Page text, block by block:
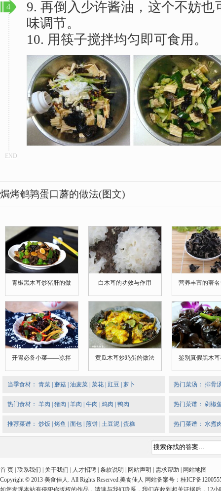
4
9. 再倒入少许酱油，这个不妨也
味调节。
10. 用筷子搅拌均匀即可食用。
END
焗烤鹌鹑蛋口蘑的做法(图文)
青椒黑木耳炒猪肝的做 白木耳的功效与作用 营养丰富的著
开胃必备小菜——凉拌 黄瓜木耳炒鸡蛋的做法 鉴别真假黑木
当季食材： 青菜 | 蘑菇 | 油麦菜 | 菜花 | 豇豆 | 萝卜
热门食材： 羊肉 | 猪肉 | 羊肉 | 牛肉 | 鸡肉 | 鸭肉
推荐菜谱： 炒饭 | 烤鱼 | 面包 | 煎饼 | 土豆泥 | 蛋糕
热门菜汤： 排骨
热门菜谱： 剁椒
热门菜谱： 水煮
首 页 | 联系我们 | 关于我们 | 人才招聘 | 条款说明 | 网站声明 | 需求帮助 | 网站地图
Copyright © 2013 美食佳人. All Rights Reserved.美食佳人 网站备案号：桂ICP备
如您发现本站有侵犯你版权的作品，请速与我们联系，我们在收到相关证据后，12